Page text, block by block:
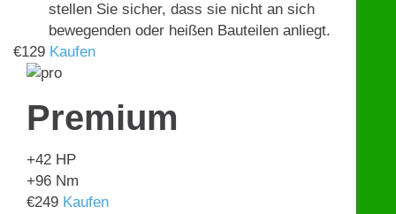
stellen Sie sicher, dass sie nicht an sich
bewegenden oder heißen Bauteilen anliegt.
€129 Kaufen
Premium
+42 HP
+96 Nm
€249 Kaufen